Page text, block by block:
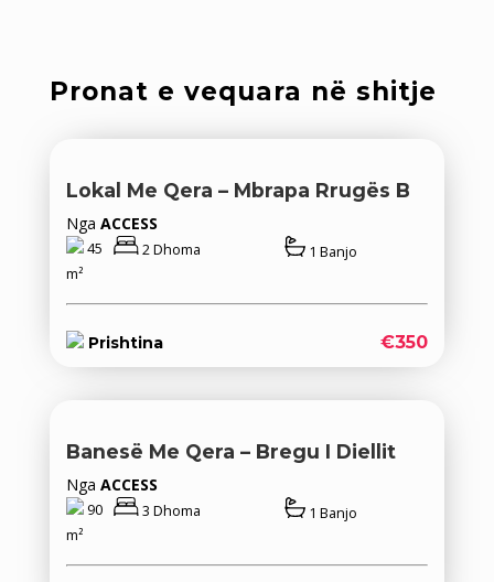
Pronat e vequara në shitje
Lokal Me Qera – Mbrapa Rrugës B
Nga ACCESS
45
m²
2 Dhoma 1 Banjo
Prishtina €350
Banesë Me Qera – Bregu I Diellit
Nga ACCESS
90
m²
3 Dhoma 1 Banjo